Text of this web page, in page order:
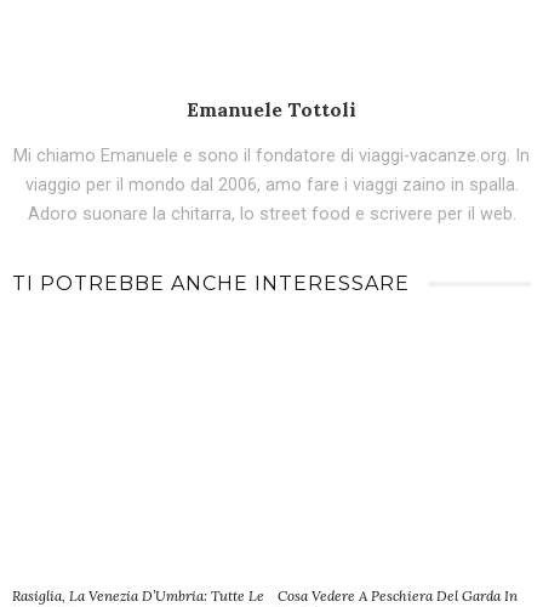
Emanuele Tottoli
Mi chiamo Emanuele e sono il fondatore di viaggi-vacanze.org. In
viaggio per il mondo dal 2006, amo fare i viaggi zaino in spalla.
Adoro suonare la chitarra, lo street food e scrivere per il web.
TI POTREBBE ANCHE INTERESSARE
Rasiglia, La Venezia D’Umbria: Tutte Le
Cosa Vedere A Peschiera Del Garda In